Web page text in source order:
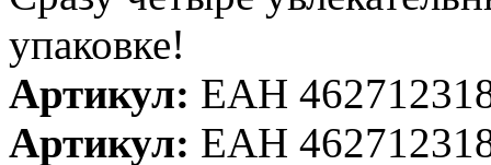
упаковке!
Артикул: ЕАН
Артикул: ЕАН